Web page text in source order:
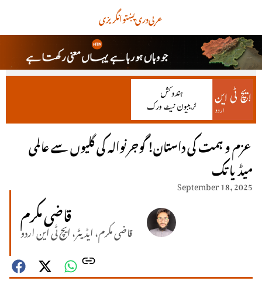
انگریزیپښتودریعربی
عزم و ہمت کی داستان! گوجرنوالہ کی گلیوں سے عالمی
میڈیا تک
September 18, 2025
قاضی مکرم
قاضی مکرم، ایڈیٹر، ایچ ٹی این اردو